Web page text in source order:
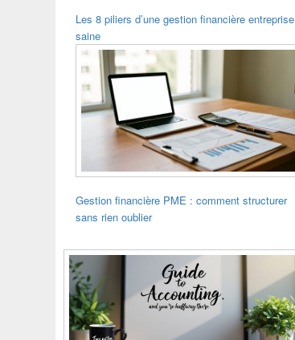
Les 8 piliers d’une gestion financière entreprise
saine
Gestion financière PME : comment structurer
sans rien oublier